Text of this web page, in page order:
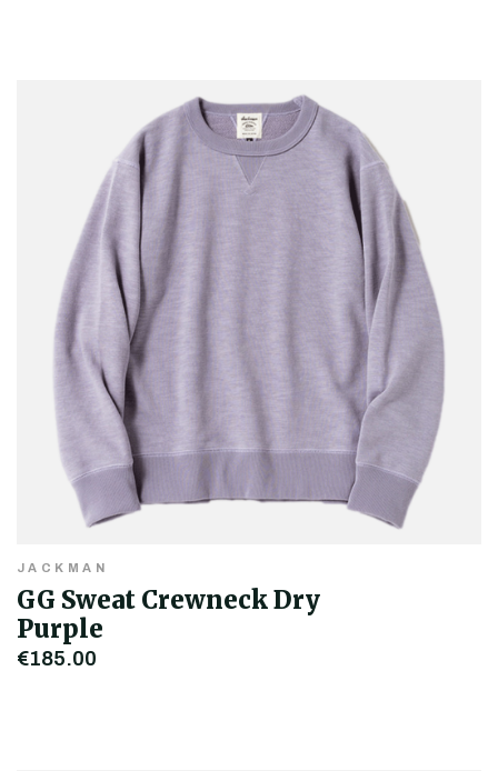
JACKMAN
GG Sweat Crewneck Dry
Purple
€185,00